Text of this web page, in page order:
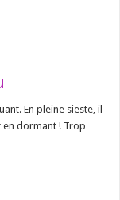
En pleine sieste, il
en dormant ! Trop